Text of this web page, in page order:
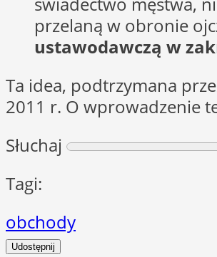
przelaną w obronie
ustawodawczą w
Ta idea, podtrzymana
2011 r. O wprowadzenie
Słuchaj
Tagi:
obchody
Udostępnij